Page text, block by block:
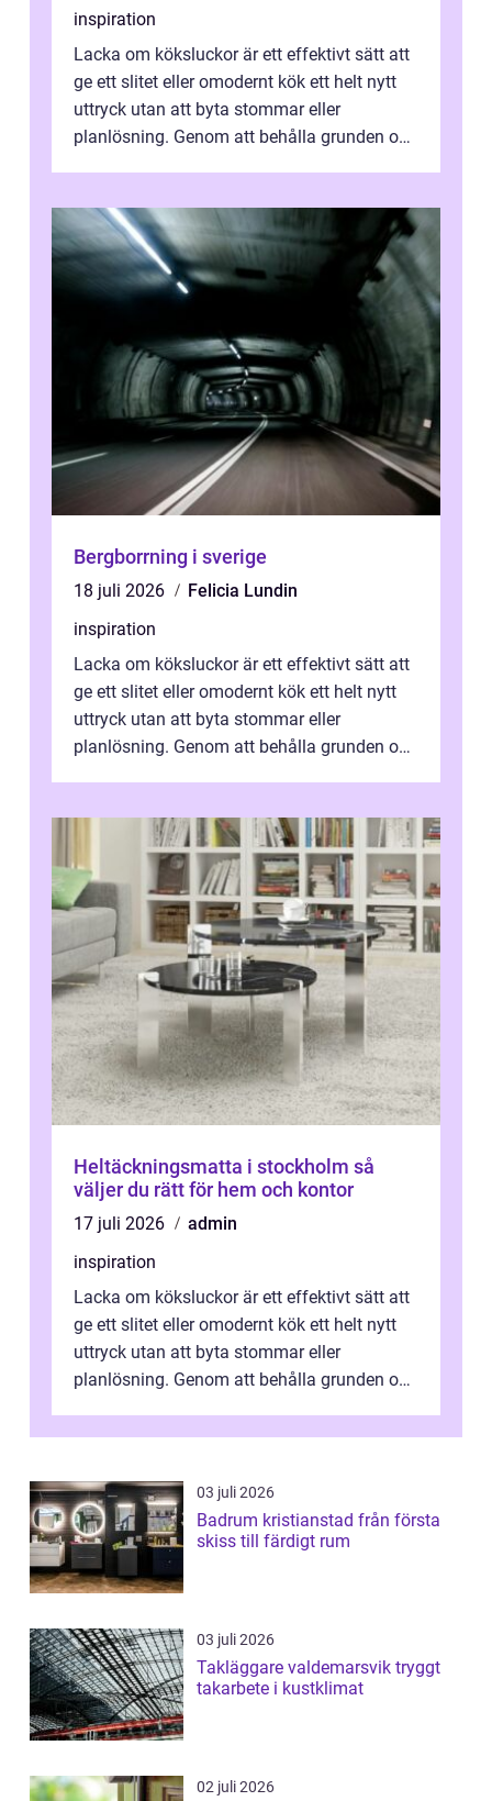
inspiration
Lacka om köksluckor är ett effektivt sätt att
ge ett slitet eller omodernt kök ett helt nytt
uttryck utan att byta stommar eller
planlösning. Genom att behålla grunden och
Bergborrning i sverige
18 juli 2026
Felicia Lundin
inspiration
Lacka om köksluckor är ett effektivt sätt att
ge ett slitet eller omodernt kök ett helt nytt
uttryck utan att byta stommar eller
planlösning. Genom att behålla grunden och
Heltäckningsmatta i stockholm så
väljer du rätt för hem och kontor
17 juli 2026
admin
inspiration
Lacka om köksluckor är ett effektivt sätt att
ge ett slitet eller omodernt kök ett helt nytt
uttryck utan att byta stommar eller
planlösning. Genom att behålla grunden och
03 juli 2026
Badrum kristianstad från första
skiss till färdigt rum
03 juli 2026
Takläggare valdemarsvik tryggt
takarbete i kustklimat
02 juli 2026